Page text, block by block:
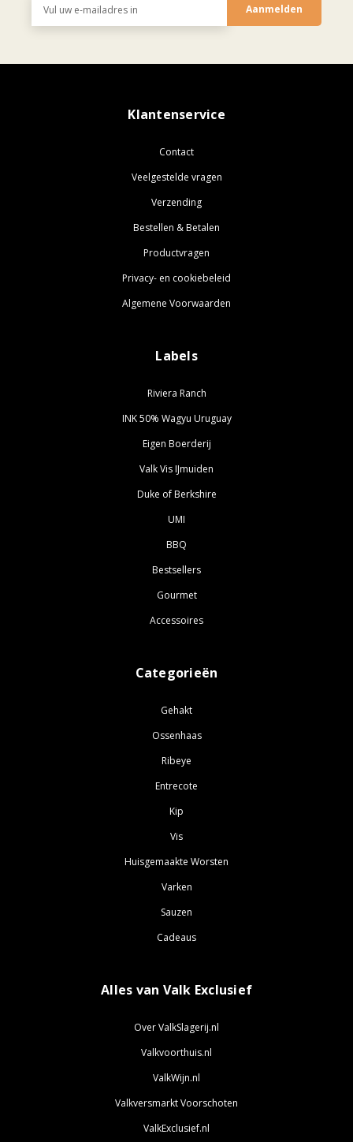
mailadres
Klantenservice
Contact
Veelgestelde vragen
Verzending
Bestellen & Betalen
Productvragen
Privacy- en cookiebeleid
Algemene Voorwaarden
Labels
Riviera Ranch
INK 50% Wagyu Uruguay
Eigen Boerderij
Valk Vis IJmuiden
Duke of Berkshire
UMI
BBQ
Bestsellers
Gourmet
Accessoires
Categorieën
Gehakt
Ossenhaas
Ribeye
Entrecote
Kip
Vis
Huisgemaakte Worsten
Varken
Sauzen
Cadeaus
Alles van Valk Exclusief
Over ValkSlagerij.nl
Valkvoorthuis.nl
ValkWijn.nl
Valkversmarkt Voorschoten
ValkExclusief.nl